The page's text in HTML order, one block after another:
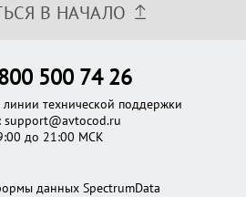
В НАЧАЛО
данных SpectrumData
500 74 26
технической поддержки
support@avtocod.ru
до 21:00 МСК